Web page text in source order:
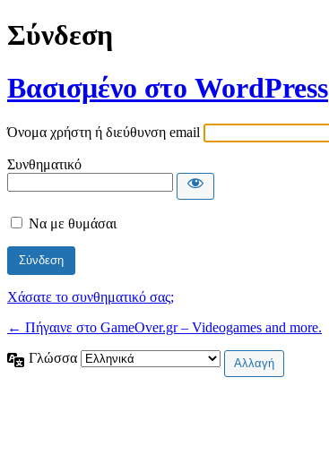
Σύνδεση
Βασισμένο στο WordPress
Όνομα χρήστη ή διεύθυνση email
Συνθηματικό
Να με θυμάσαι
Χάσατε το συνθηματικό σας;
← Πήγαινε στο GameOver.gr – Videogames and more.
Γλώσσα